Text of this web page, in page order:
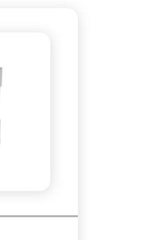
פתרונות לתחום